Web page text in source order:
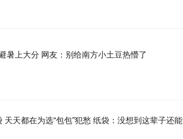
暑上大分 网友：别给南方小土豆热懵了
天都在为选“包包”犯愁 纸袋：没想到这辈子还能